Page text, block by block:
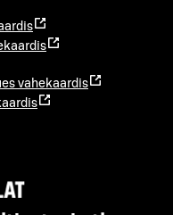
vahekaardis